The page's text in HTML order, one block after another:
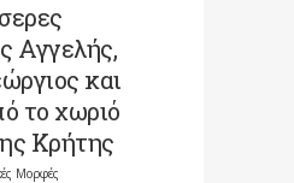
Αγγελής,
και
το χωριό
Κρήτης
Μορφές